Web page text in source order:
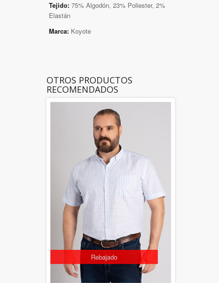
Tejido: 75% Algodón, 23% Poliester, 2%
Elastán
Marca: Koyote
OTROS PRODUCTOS
RECOMENDADOS
Rebajado